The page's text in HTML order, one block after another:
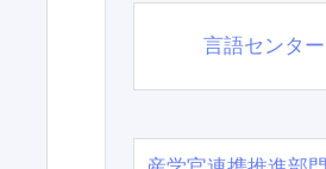
言語センター